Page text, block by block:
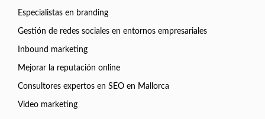
Especialistas en branding
Gestión de redes sociales en entornos empresariales
Inbound marketing
Mejorar la reputación online
Consultores expertos en SEO en Mallorca
Video marketing